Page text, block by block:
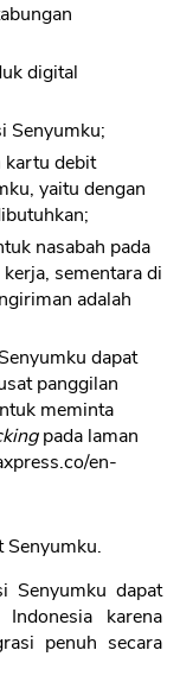
digital
Senyumku;
kartu debit
yaitu dengan
nasabah pada
sementara di
adalah
dapat
panggilan
meminta
pada laman
en-
Senyumku.
Senyumku dapat
karena
penuh secara